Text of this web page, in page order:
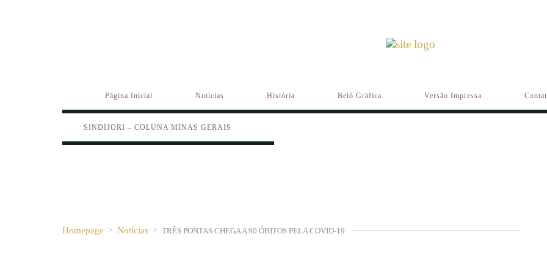
Página Inicial Notícias História Belô Gráfica Versão Impressa
SINDIJORI – COLUNA MINAS GERAIS
Homepage > Notícias > TRÊS PONTAS CHEGA A 90 ÓBITOS PELA COVID-19